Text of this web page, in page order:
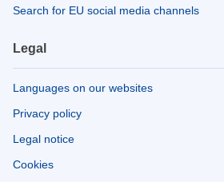
Search for EU social media channels
Legal
Languages on our websites
Privacy policy
Legal notice
Cookies